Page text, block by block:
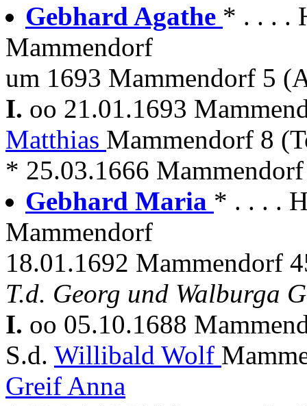
Gebhard Agathe * . . . .
Mammendorf
um 1693 Mammendorf 5
I. oo 21.01.1693
Matthias Mammendorf 8
* 25.03.1666
Gebhard Maria * . . . .
Mammendorf
18.01.1692 Mammendorf
T.d. Georg und Walburga
I. oo 05.10.1688
S.d. Willibald Wolf
Greif Anna